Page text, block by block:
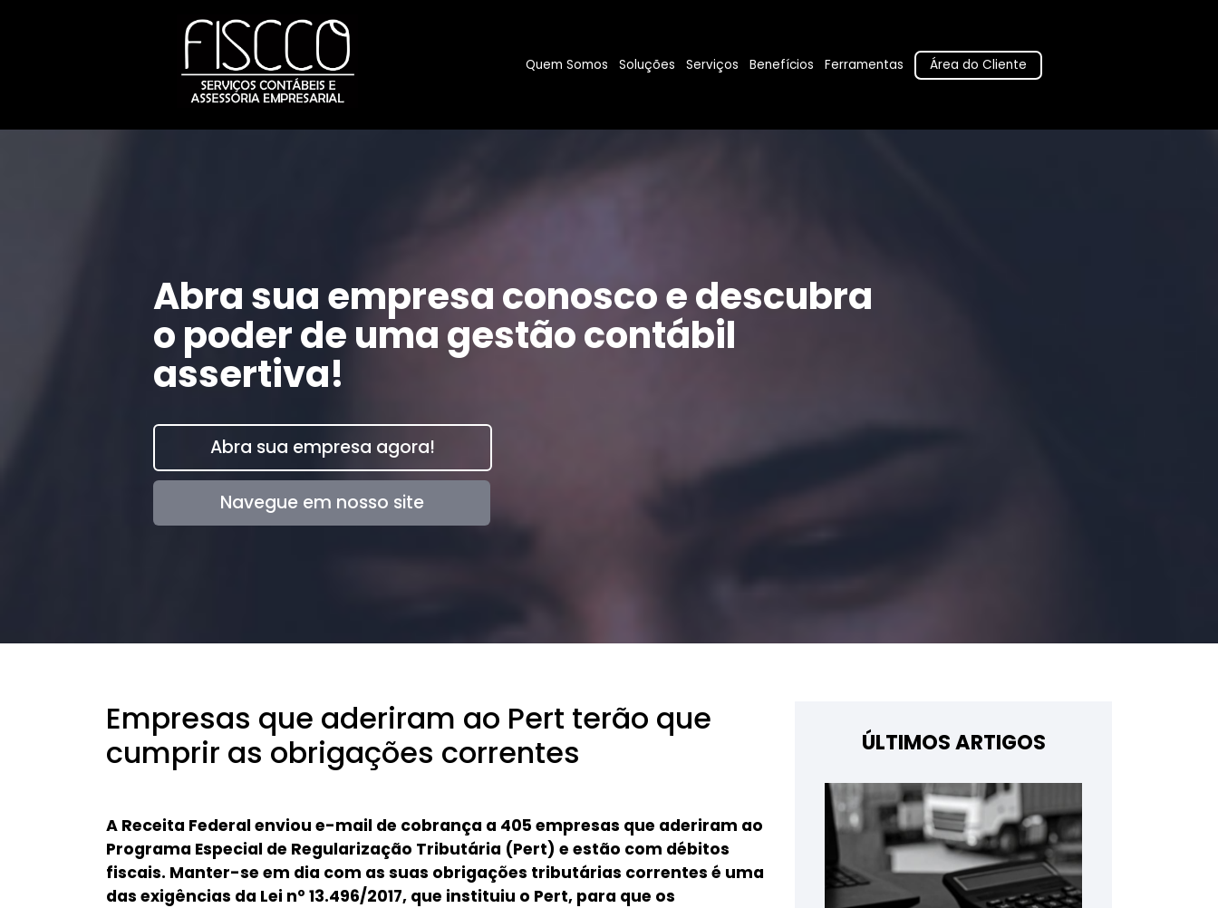
Quem Somos Soluções Serviços Benefícios Ferramentas Área do Cliente
Abra sua empresa conosco e descubra
o poder de uma gestão contábil
assertiva!
Abra sua empresa agora!
Navegue em nosso site
Empresas que aderiram ao Pert terão que
cumprir as obrigações correntes
A Receita Federal enviou e-mail de cobrança a 405 empresas que aderiram ao
Programa Especial de Regularização Tributária (Pert) e estão com débitos
fiscais. Manter-se em dia com as suas obrigações tributárias correntes é uma
das exigências da Lei nº 13.496/2017, que instituiu o Pert, para que os
ÚLTIMOS ARTIGOS